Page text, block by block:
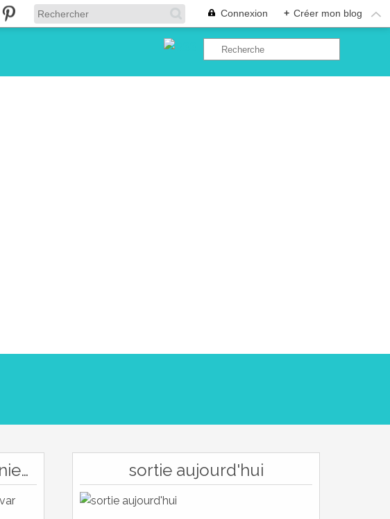
Connexion + Créer mon blog
sortie aujourd'hui du dernier Almodovar sortie aujourd'hui